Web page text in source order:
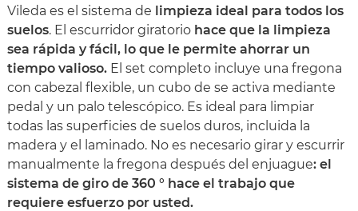
Vileda es el sistema de limpieza ideal para todos los
suelos. El escurridor giratorio hace que la limpieza
sea rápida y fácil, lo que le permite ahorrar un
tiempo valioso. El set completo incluye una fregona
con cabezal flexible, un cubo de se activa mediante
pedal y un palo telescópico. Es ideal para limpiar
todas las superficies de suelos duros, incluida la
madera y el laminado. No es necesario girar y escurrir
manualmente la fregona después del enjuague: el
sistema de giro de 360 ​​° hace el trabajo que
requiere esfuerzo por usted.